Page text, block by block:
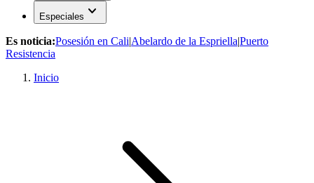
Especiales expand_more
Es noticia:Posesión en Cali|Abelardo de la Espriella|Puerto
Resistencia
Inicio